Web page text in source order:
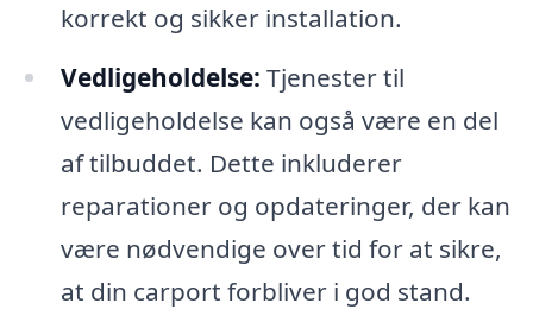
korrekt og sikker installation.
Vedligeholdelse: Tjenester til
vedligeholdelse kan også være en del
af tilbuddet. Dette inkluderer
reparationer og opdateringer, der kan
være nødvendige over tid for at sikre,
at din carport forbliver i god stand.